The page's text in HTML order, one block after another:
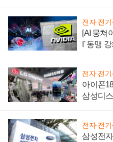
전자·전
[AI 뭉쳐
I' 동맹
전자·전
아이폰
삼성디
전자·전
삼성전